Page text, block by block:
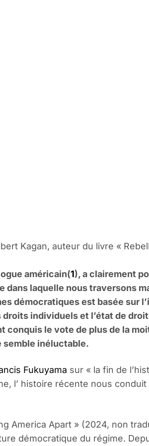
Kagan, auteur du livre «
américain(1),a clairement
dans laquelle nous traversons
démocratiques est basée sur
individuels et l’état de
conquis le vote de plus de la
semble inéluctable.
Fukuyama sur « la fin de
l’ histoire récente nous
America Apart » (2024, non
démocratique du régime.